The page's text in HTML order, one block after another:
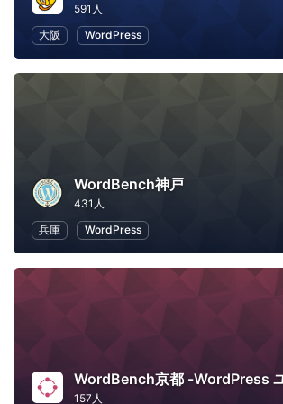
591人
大阪
WordPress
WordBench神戸
431人
兵庫
WordPress
157人